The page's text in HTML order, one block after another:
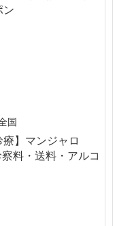
国
療】マンジャロ
料・送料・アルコ